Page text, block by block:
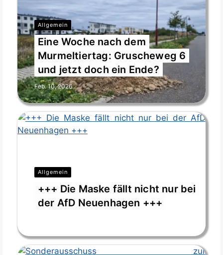
Allgemein
Eine Woche nach dem
Murmeltiertag: Gruscheweg 6
und jetzt doch ein Ende?
Feb. 10, 2026
Allgemein
+++ Die Maske fällt nicht nur bei
der AfD Neuenhagen +++